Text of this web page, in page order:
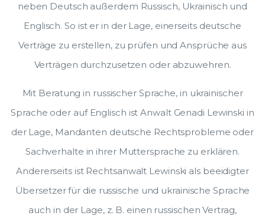
neben Deutsch außerdem Russisch, Ukrainisch und
Englisch. So ist er in der Lage, einerseits deutsche
Verträge zu erstellen, zu prüfen und Ansprüche aus
Verträgen durchzusetzen oder abzuwehren.
Mit Beratung in russischer Sprache, in ukrainischer
Sprache oder auf Englisch ist Anwalt Genadi Lewinski in
der Lage, Mandanten deutsche Rechtsprobleme oder
Sachverhalte in ihrer Muttersprache zu erklären.
Andererseits ist Rechtsanwalt Lewinski als beeidigter
Übersetzer für die russische und ukrainische Sprache
auch in der Lage, z. B. einen russischen Vertrag,